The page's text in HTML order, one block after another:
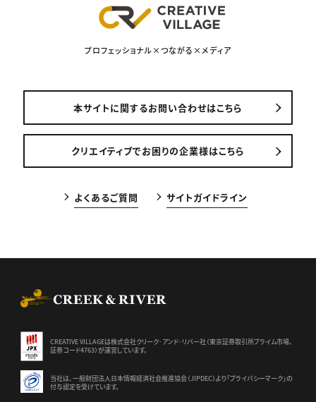
プロフェッショナル×つながる×メディア
本サイトに関するお問い合わせはこちら
クリエイティブでお困りの企業様はこちら
よくあるご質問 サイトガイドライン
CREATIVE VILLAGEは株式会社クリーク･アンド･リバー社（東京証券取引所プライム市場、
証券コード4763）が運営しています。
当社は、一般財団法人日本情報経済社会推進協会（JIPDEC）より 「プライバシーマーク」の
付与認定を受けています。